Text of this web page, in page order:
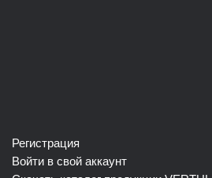
Регистрация
Войти в свой аккаунт